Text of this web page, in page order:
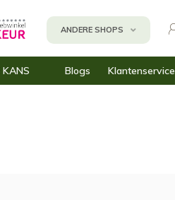
ANDERE SHOPS
KANS Blogs Klantenservice
leverbaar
verzending